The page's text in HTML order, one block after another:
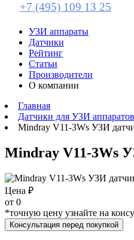
+7 (495) 109 13 25
УЗИ аппараты
Датчики
Рейтинг
Статьи
Производители
О компании
Главная
Датчики для УЗИ аппаратов
Mindray V11-3Ws УЗИ
Mindray V11-3Ws
Цена ₽
от 0
*точную цену узнайте на
Консультация перед покупкой